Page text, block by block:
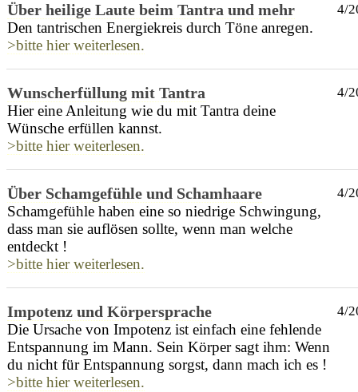
Über heilige Laute beim Tantra und mehr
Den tantrischen Energiekreis durch Töne anregen.
>bitte hier weiterlesen.
4/
Wunscherfüllung mit Tantra
Hier eine Anleitung wie du mit Tantra deine
Wünsche erfüllen kannst.
>bitte hier weiterlesen.
4/
Über Schamgefühle und Schamhaare
Schamgefühle haben eine so niedrige Schwingung,
dass man sie auflösen sollte, wenn man welche
entdeckt !
>bitte hier weiterlesen.
4/
Impotenz und Körpersprache
Die Ursache von Impotenz ist einfach eine fehlende
Entspannung im Mann. Sein Körper sagt ihm: Wenn
du nicht für Entspannung sorgst, dann mach ich es !
>bitte hier weiterlesen.
4/